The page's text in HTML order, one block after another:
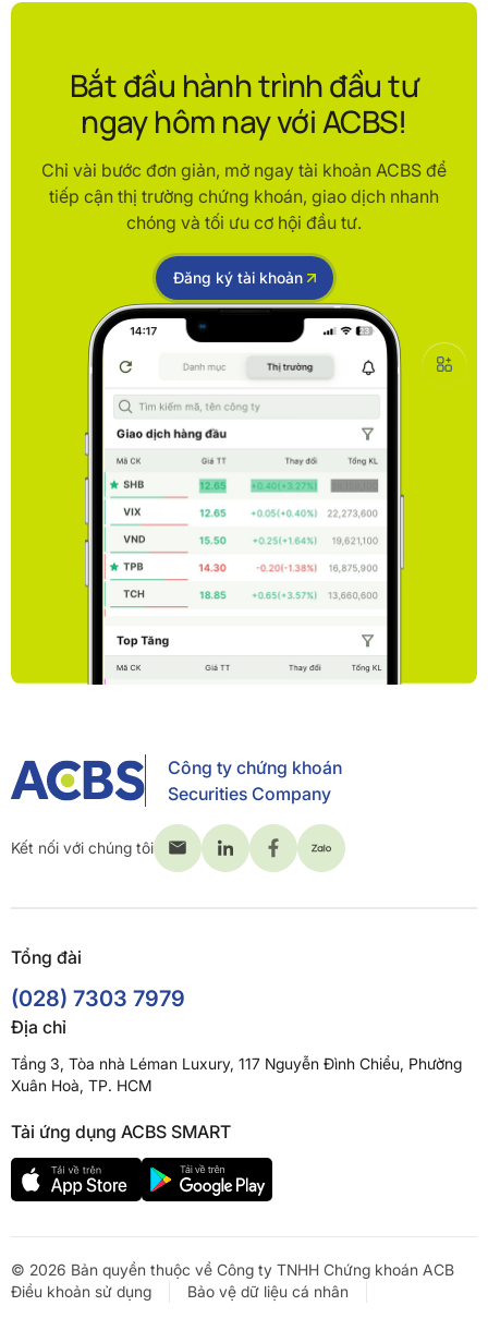
Bắt đầu hành trình đầu tư
ngay hôm nay với ACBS!
Chỉ vài bước đơn giản, mở ngay tài khoản ACBS để
tiếp cận thị trường chứng khoán, giao dịch nhanh
chóng và tối ưu cơ hội đầu tư.
Đăng ký tài khoản
Công ty chứng khoán
Securities Company
Kết nối với chúng tôi
Tổng đài
(028) 7303 7979
Địa chỉ
Tầng 3, Tòa nhà Léman Luxury, 117 Nguyễn Đình Chiểu, Phường
Xuân Hoà, TP. HCM
Tải ứng dụng ACBS SMART
© 2026 Bản quyền thuộc về Công ty TNHH Chứng khoán ACB
Điều khoản sử dụng
Bảo vệ dữ liệu cá nhân